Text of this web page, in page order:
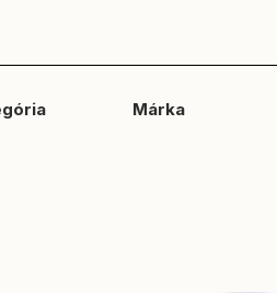
Márka